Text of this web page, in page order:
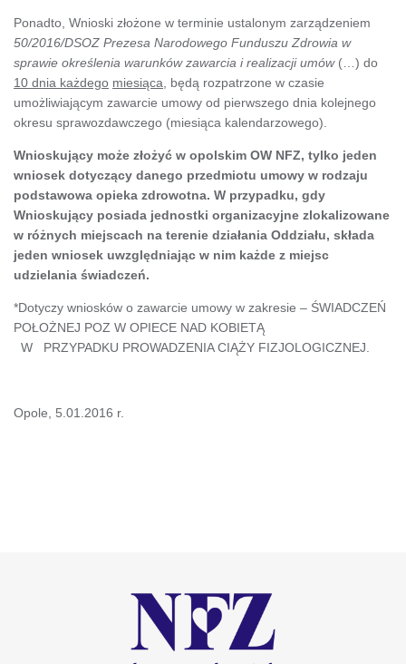
Ponadto, Wnioski złożone w terminie ustalonym zarządzeniem
50/2016/DSOZ Prezesa Narodowego Funduszu Zdrowia w
sprawie określenia warunków zawarcia i realizacji umów(…) do
10 dnia każdego miesiąca , będą rozpatrzone w czasie
umożliwiającym zawarcie umowy od pierwszego dnia kolejnego
okresu sprawozdawczego (miesiąca kalendarzowego).
Wnioskujący może złożyć w opolskim OW NFZ, tylko jeden
wniosek dotyczący danego przedmiotu umowy w rodzaju
podstawowa opieka zdrowotna. W przypadku, gdy
Wnioskujący posiada jednostki organizacyjne zlokalizowane
w różnych miejscach na terenie działania Oddziału, składa
jeden wniosek uwzględniając w nim każde z miejsc
udzielania świadczeń.
*Dotyczy wniosków o zawarcie umowy w zakresie – ŚWIADCZEŃ
POŁOŻNEJ POZ W OPIECE NAD KOBIETĄ
W PRZYPADKU PROWADZENIA CIĄŻY FIZJOLOGICZNEJ.
Opole, 5.01.2016 r.